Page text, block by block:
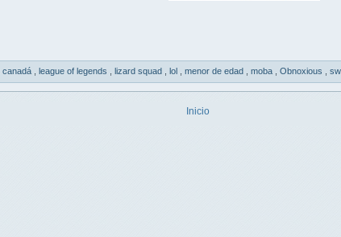
canadá league of legends lizard squad lol menor de edad moba Obnoxious
Inicio